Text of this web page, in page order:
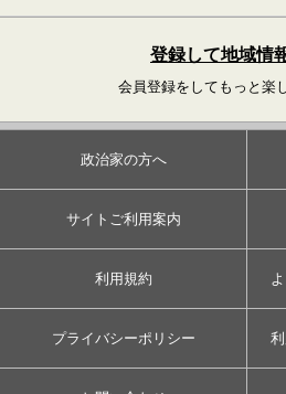
登録して地域情
会員登録をしてもっと楽
政治家の方へ
サイトご利用案内
利用規約
プライバシーポリシー